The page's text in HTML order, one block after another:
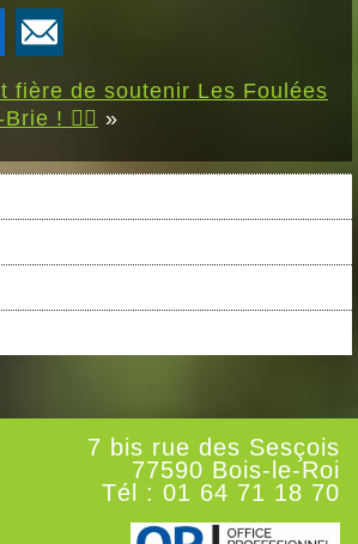
fière de soutenir Les Foulées
! 🏃‍♀️ »
7 bis rue des Sesçois
77590 Bois-le-Roi
Tél : 01 64 71 18 70